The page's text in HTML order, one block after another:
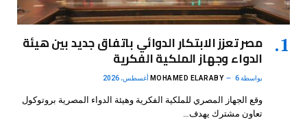
مصر تعزز الابتكار الدوائي باتفاق جديد بين هيئة
الدواء وجهاز الملكية الفكرية
بواسطة MOHAMED ELARABY 6 أغسطس، 2026
وقع الجهاز المصري للملكية الفكرية وهيئة الدواء المصرية بروتوكول
تعاون مشترك يهدف…